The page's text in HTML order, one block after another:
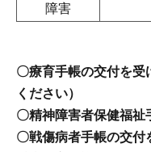
障害
〇療育手帳の交付を受
ください）
〇精神障害者保健福
〇戦傷病者手帳の交付